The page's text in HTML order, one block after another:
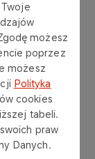
możesz
poprzez
możesz
Polityka
cookies
tabeli.
praw
Danych.